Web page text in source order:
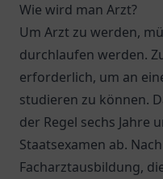
Wie wird man Arzt?
Um Arzt zu werden,
durchlaufen werden.
erforderlich, um an
studieren zu können.
der Regel sechs Jahre
Staatsexamen ab.
Facharztausbildung,